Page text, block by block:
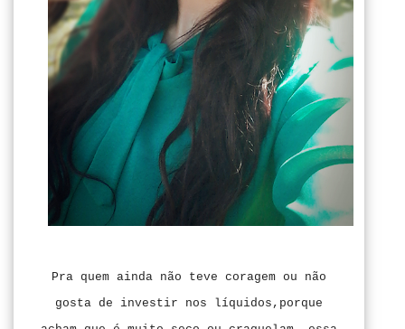
Pra quem ainda não teve coragem ou não
gosta de investir nos líquidos,porque